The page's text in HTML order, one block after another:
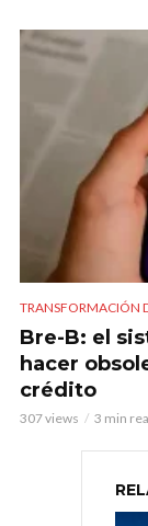
TRANSFORMACIÓN
Bre-B: el
hacer
crédito
307 views 3 min